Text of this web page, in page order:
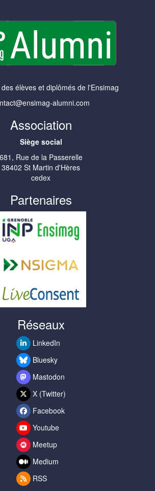
élèves et diplômés de l'Ensimag
alumni.com
Association
Siège social
681, Rue de la Passerelle
38402 St Martin d'Hères
cedex
Partenaires
Réseaux
LinkedIn
Bluesky
Mastodon
X (Twitter)
Facebook
Youtube
Meetup
Medium
RSS